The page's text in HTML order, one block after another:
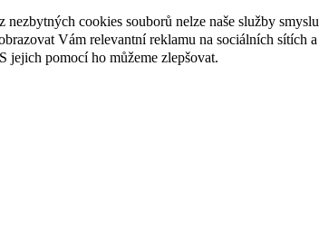
nezbytných cookies souborů nelze naše služby
Vám relevantní reklamu na sociálních sítích
jejich pomocí ho můžeme zlepšovat.